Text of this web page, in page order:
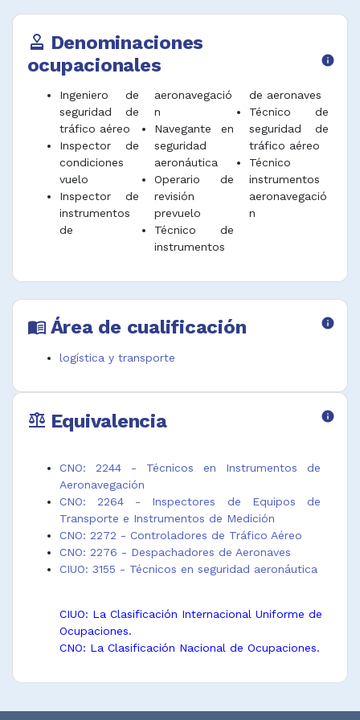
instaladores en electrónica
approval Denominaciones
ocupacionales
info
Ingeniero de
seguridad de
tráfico aéreo
Inspector de
condiciones
vuelo
Inspector de
instrumentos
de
aeronavegació
n
Navegante en
seguridad
aeronáutica
Operario de
revisión
prevuelo
Técnico de
instrumentos
de aeronaves
Técnico de
seguridad de
tráfico aéreo
Técnico
instrumentos
aeronavegació
n
menu_book Área de cualificación info
logística y transporte
balance Equivalencia info
CNO: 2244 - Técnicos en Instrumentos de
Aeronavegación
CNO: 2264 - Inspectores de Equipos de
Transporte e Instrumentos de Medición
CNO: 2272 - Controladores de Tráfico Aéreo
CNO: 2276 - Despachadores de Aeronaves
CIUO: 3155 - Técnicos en seguridad aeronáutica
CIUO: La Clasificación Internacional Uniforme de
Ocupaciones.
CNO: La Clasificación Nacional de Ocupaciones.